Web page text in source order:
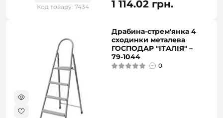
Код товару: 7434 1 114.02 грн.
Драбина-стрем'янка 4
сходинки металева
ГОСПОДАР "ІТАЛІЯ" –
79-1044
0